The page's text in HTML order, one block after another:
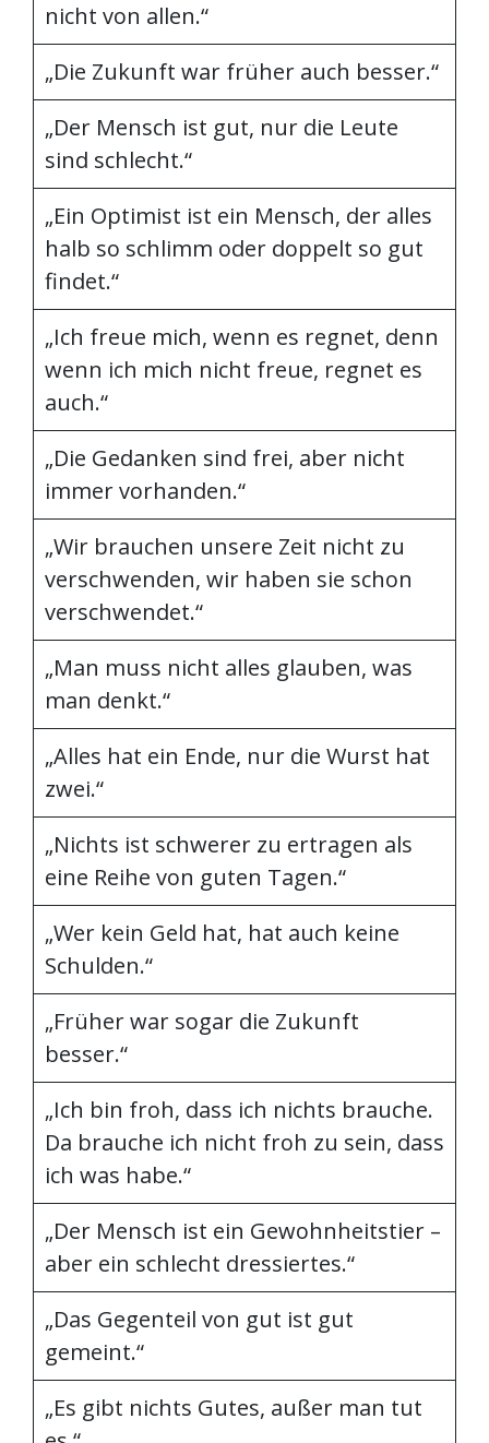
nicht von allen.“
„Die Zukunft war früher auch besser.“
„Der Mensch ist gut, nur die Leute
sind schlecht.“
„Ein Optimist ist ein Mensch, der alles
halb so schlimm oder doppelt so gut
findet.“
„Ich freue mich, wenn es regnet, denn
wenn ich mich nicht freue, regnet es
auch.“
„Die Gedanken sind frei, aber nicht
immer vorhanden.“
„Wir brauchen unsere Zeit nicht zu
verschwenden, wir haben sie schon
verschwendet.“
„Man muss nicht alles glauben, was
man denkt.“
„Alles hat ein Ende, nur die Wurst hat
zwei.“
„Nichts ist schwerer zu ertragen als
eine Reihe von guten Tagen.“
„Wer kein Geld hat, hat auch keine
Schulden.“
„Früher war sogar die Zukunft
besser.“
„Ich bin froh, dass ich nichts brauche.
Da brauche ich nicht froh zu sein, dass
ich was habe.“
„Der Mensch ist ein Gewohnheitstier –
aber ein schlecht dressiertes.“
„Das Gegenteil von gut ist gut
gemeint.“
„Es gibt nichts Gutes, außer man tut